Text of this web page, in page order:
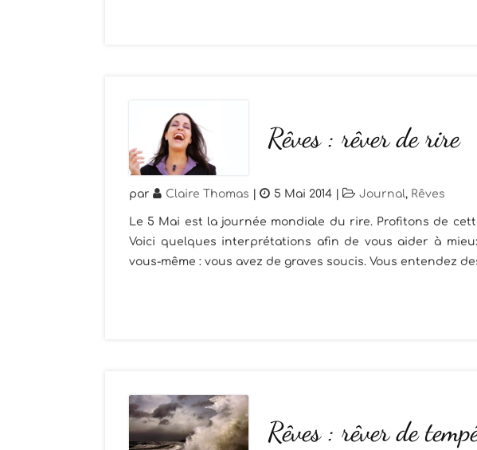
Rêves : rêver de rire
par Claire Thomas 5 Mai 2014 Journal, Rêves
Le 5 Mai est la journée mondiale du rire. Profitons de
Voici quelques interprétations afin de vous aider à
vous-même : vous avez de graves soucis. Vous entendez
Rêves : rêver de